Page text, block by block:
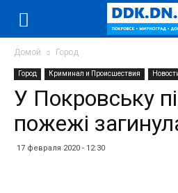
Домой Город
Город Криминал и Происшествия
У Покровську
пожежі
17 февраля 2020 - 12:30